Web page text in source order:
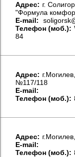
Aдрес: г.
"Формула
E-mail:
Телефон (моб.):
84
Aдрес:
№117/118
E-mail:
Телефон (моб.):
Aдрес:
E-mail:
Телефон (моб.):